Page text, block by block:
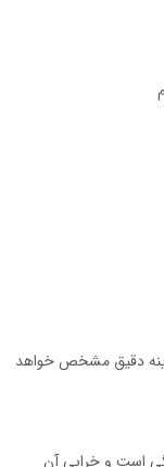
دقیق مشخص خواهد
است و خرابی آن